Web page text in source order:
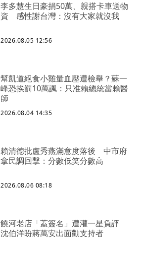
李多慧生日豪捐50萬、親搭卡車送物
資 感性謝台灣：沒有大家就沒我
2026.08.05 12:56
幫凱道絕食小雞量血壓遭檢舉？蘇一
峰恐挨罰10萬諷：只准賴總統當賴醫
師
2026.08.04 14:35
賴清德批盧秀燕滿意度落後 中市府
拿民調回擊：分數低笑分數高
2026.08.06 08:18
饒河老店「蓋簽名」遭灌一星負評
沈伯洋盼蔣萬安出面勸支持者